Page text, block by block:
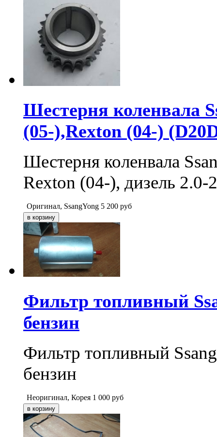
Шестерня коленвала
(05-),Rexton (04-)
Шестерня коленвала
Rexton (04-), дизель
Оригинал, SsangYong 5 200 руб
Фильтр топливный
бензин
Фильтр топливный
бензин
Неоригинал, Корея 1 000 руб